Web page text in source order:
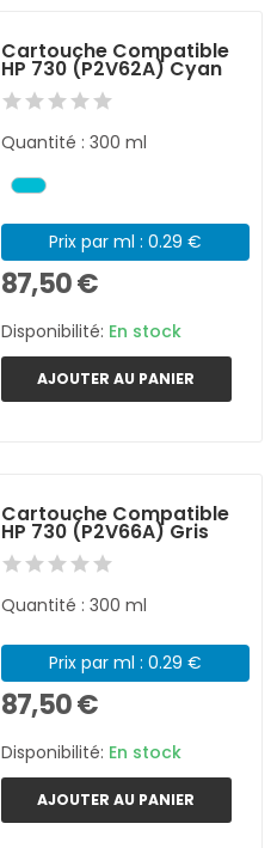
Cartouche Compatible
HP 730 (P2V62A) Cyan
Quantité : 300 ml
Prix par ml : 0.29 €
87,50 €
Disponibilité: En stock
AJOUTER AU PANIER
Cartouche Compatible
HP 730 (P2V66A) Gris
Quantité : 300 ml
Prix par ml : 0.29 €
87,50 €
Disponibilité: En stock
AJOUTER AU PANIER